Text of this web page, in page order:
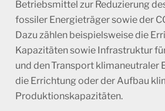
Betriebsmittel zur Reduzierung
fossiler Energieträger sowie der
Dazu zählen beispielsweise die
Kapazitäten sowie Infrastruktur
und denTransport klimaneutraler
die Errichtung oder der Aufbau
Produktionskapazitäten.